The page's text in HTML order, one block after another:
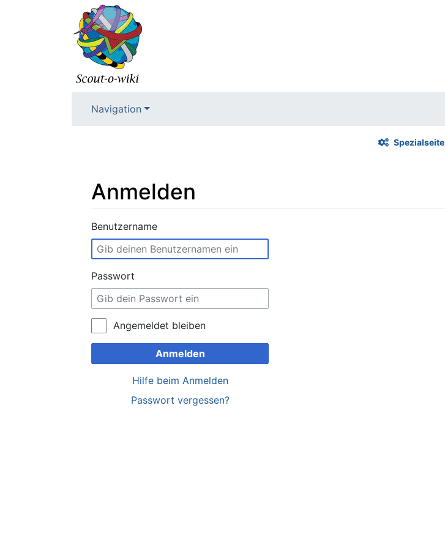
Navigation
Spezialseite
Anmelden
Wechseln zu:Navigation
Benutzername
Passwort
Angemeldet bleiben
Anmelden
Hilfe beim Anmelden
Passwort vergessen?